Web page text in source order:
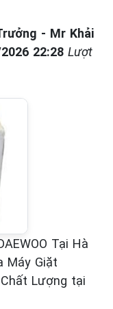
- Mr Khải
22:28 Lượt
Tại Hà
Máy Giặt
Lượng tại